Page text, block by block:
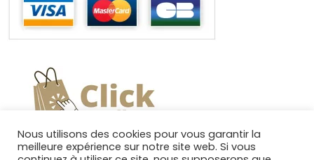
Nous utilisons des cookies pour vous garantir la
meilleure expérience sur notre site web. Si vous